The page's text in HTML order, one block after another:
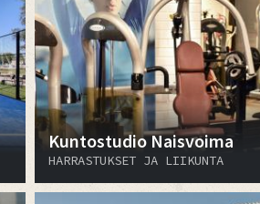
Kuntostudio Naisvoima
HARRASTUKSET JA LIIKUNTA